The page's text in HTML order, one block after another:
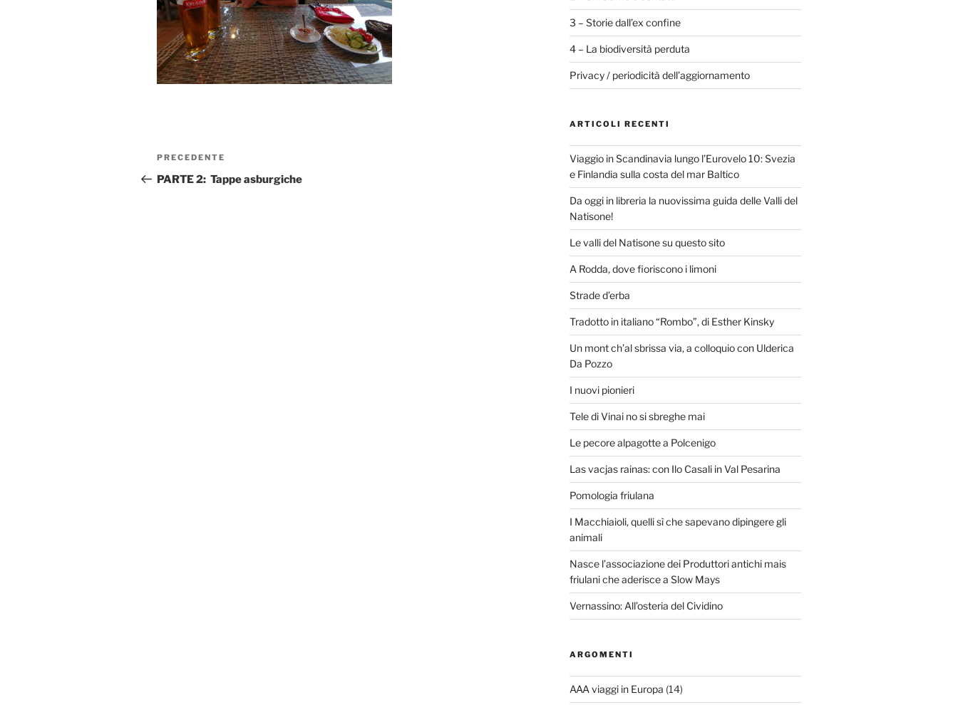
Navigazione
articoli
Articolo
precedente:
PRECEDENTE
PARTE 2: Tappe asburgiche
3 – Storie dall’ex confine
4 – La biodiversità perduta
Privacy / periodicità dell’aggiornamento
ARTICOLI RECENTI
Viaggio in Scandinavia lungo l’Eurovelo 10: Svezia
e Finlandia sulla costa del mar Baltico
Da oggi in libreria la nuovissima guida delle Valli del
Natisone!
Le valli del Natisone su questo sito
A Rodda, dove fioriscono i limoni
Strade d’erba
Tradotto in italiano “Rombo”, di Esther Kinsky
Un mont ch’al sbrissa via, a colloquio con Ulderica
Da Pozzo
I nuovi pionieri
Tele di Vinai no si sbreghe mai
Le pecore alpagotte a Polcenigo
Las vacjas rainas: con Ilo Casali in Val Pesarina
Pomologia friulana
I Macchiaioli, quelli sì che sapevano dipingere gli
animali
Nasce l’associazione dei Produttori antichi mais
friulani che aderisce a Slow Mays
Vernassino: All’osteria del Cividino
ARGOMENTI
AAA viaggi in Europa (14)